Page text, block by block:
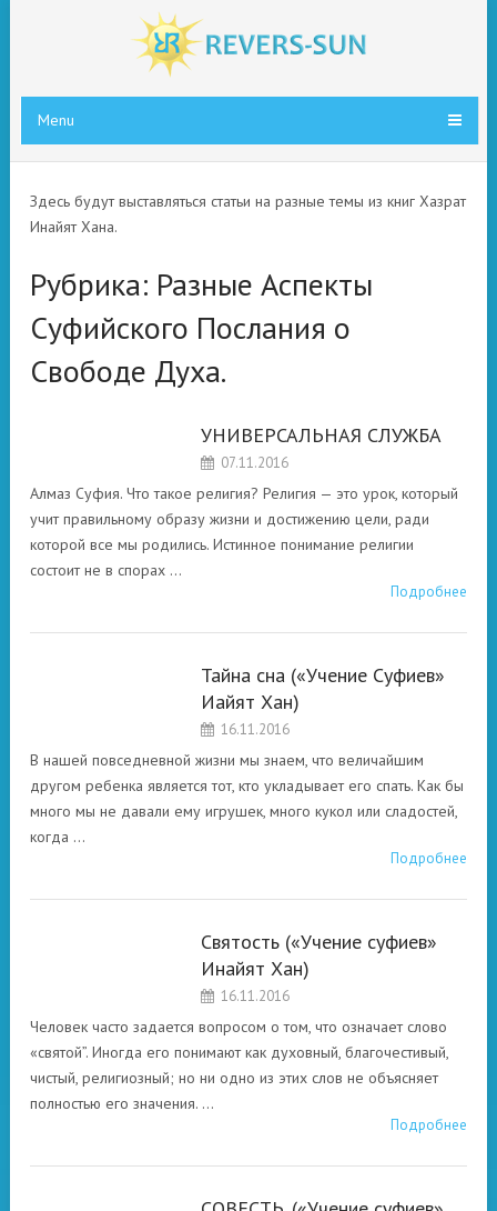
Menu
Здесь будут выставляться статьи на разные темы из книг Хазрат
Инайят Хана.
Рубрика: Разные Аспекты
Суфийского Послания о
Свободе Духа.
СУФИЙСКОГО
ПОСЛАНИЯ О
СВОБОДЕ ДУХА.
УНИВЕРСАЛЬНАЯ СЛУЖБА
07.11.2016
Алмаз Суфия. Что такое религия? Религия — это урок, который
учит правильному образу жизни и достижению цели, ради
которой все мы родились. Истинное понимание религии
состоит не в спорах …
Подробнее
ПОСЛАНИЯ О
СВОБОДЕ ДУХА.
Тайна сна («Учение Суфиев»
Иайят Хан)
16.11.2016
В нашей повседневной жизни мы знаем, что величайшим
другом ребенка является тот, кто укладывает его спать. Как бы
много мы не давали ему игрушек, много кукол или сладостей,
когда …
Подробнее
ПОСЛАНИЯ О
СВОБОДЕ ДУХА.
Святость («Учение суфиев»
Инайят Хан)
16.11.2016
Человек часто задается вопросом о том, что означает слово
«святой”. Иногда его понимают как духовный, благочестивый,
чистый, религиозный; но ни одно из этих слов не объясняет
полностью его значения. …
Подробнее